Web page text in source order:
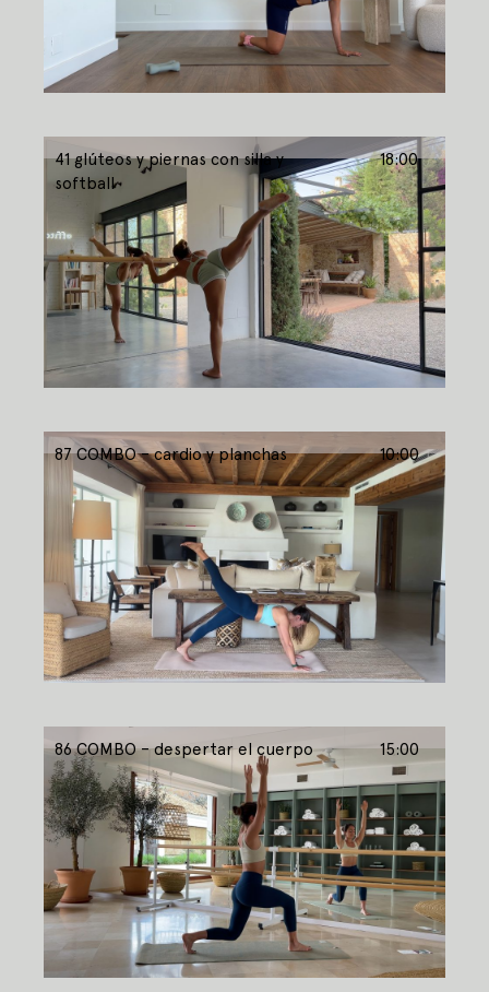
41 glúteos y piernas con silla y
softball
18:00
87 COMBO – cardio y planchas 10:00
86 COMBO – despertar el cuerpo 15:00